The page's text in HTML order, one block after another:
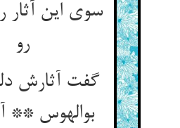
سوی این آثار
رو
گفت آثارش
بوالهوس **